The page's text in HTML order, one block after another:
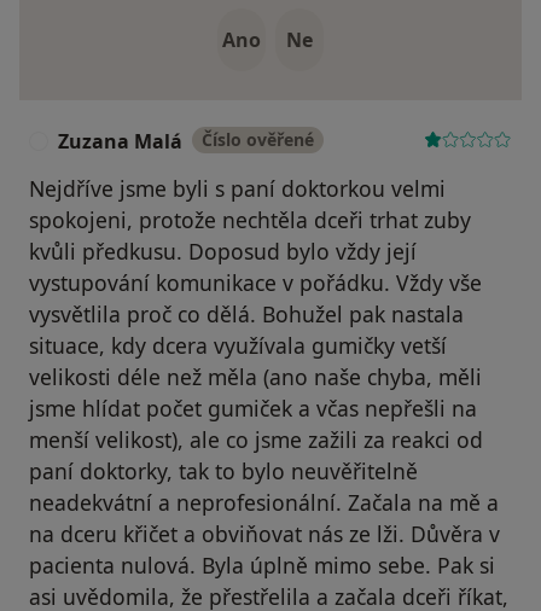
Ano Ne
Zuzana Malá Číslo ověřené
Nejdříve jsme byli s paní doktorkou velmi
spokojeni, protože nechtěla dceři trhat zuby
kvůli předkusu. Doposud bylo vždy její
vystupování komunikace v pořádku. Vždy vše
vysvětlila proč co dělá. Bohužel pak nastala
situace, kdy dcera využívala gumičky vetší
velikosti déle než měla (ano naše chyba, měli
jsme hlídat počet gumiček a včas nepřešli na
menší velikost), ale co jsme zažili za reakci od
paní doktorky, tak to bylo neuvěřitelně
neadekvátní a neprofesionální. Začala na mě a
na dceru křičet a obviňovat nás ze lži. Důvěra v
pacienta nulová. Byla úplně mimo sebe. Pak si
asi uvědomila, že přestřelila a začala dceři říkat,